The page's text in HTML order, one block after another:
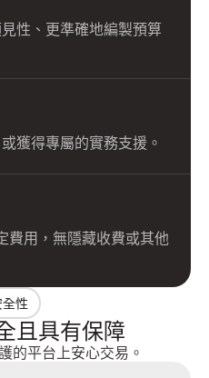
性、更準確地編製預算
獲得專屬的實務支援。
用，無隱藏收費或其他
全性
且具有保障
的平台上安心交易。